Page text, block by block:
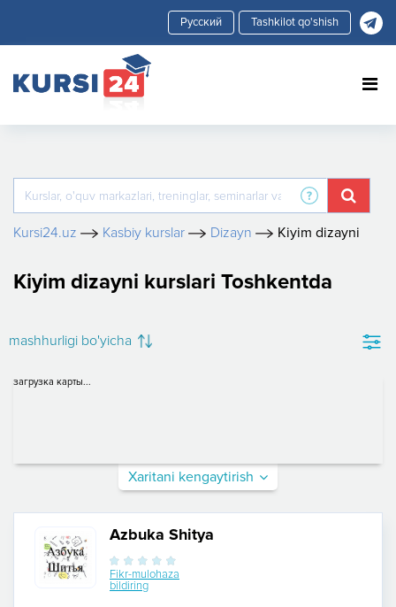
Tashkilot qo'shish
Kursi24.uz Kasbiy kurslar Dizayn Kiyim dizayni
Kiyim dizayni kurslari Toshkentda
mashhurligi bo'yicha
загрузка карты...
Xaritani kengaytirish
Azbuka Shitya
Fikr-mulohaza
bildiring